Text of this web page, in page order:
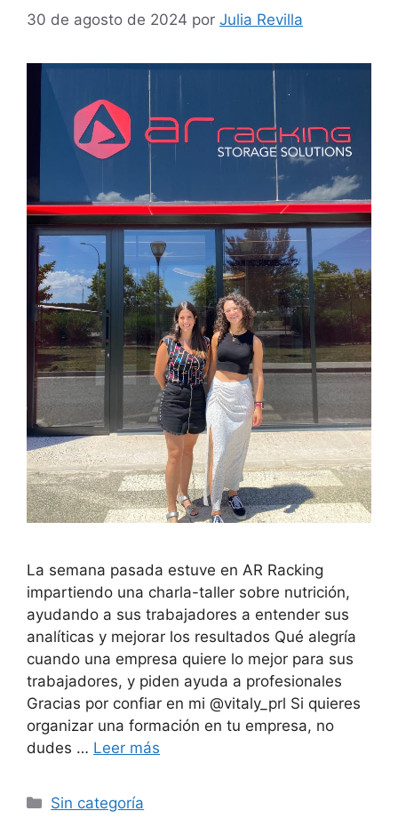
30 de agosto de 2024 por Julia Revilla
La semana pasada estuve en AR Racking
impartiendo una charla-taller sobre nutrición,
ayudando a sus trabajadores a entender sus
analíticas y mejorar los resultados Qué alegría
cuando una empresa quiere lo mejor para sus
trabajadores, y piden ayuda a profesionales
Gracias por confiar en mi @vitaly_prl Si quieres
organizar una formación en tu empresa, no
dudes … Leer más
Sin categoría